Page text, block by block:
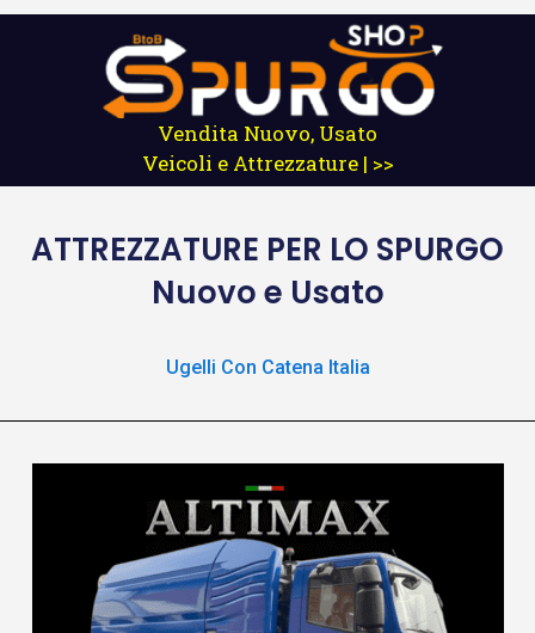
Vendita Nuovo, Usato
Veicoli e Attrezzature | >>
ATTREZZATURE PER LO SPURGO
Nuovo e Usato
Ugelli Con Catena Italia